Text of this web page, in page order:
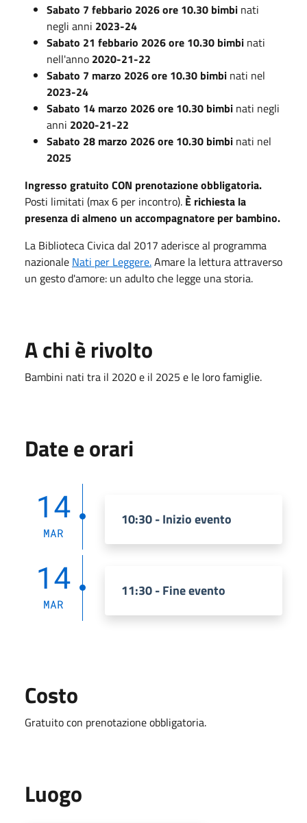
Sabato 7 febbario 2026 ore 10.30 bimbi nati
negli anni 2023-24
Sabato 21 febbario 2026 ore 10.30 bimbi nati
nell'anno 2020-21-22
Sabato 7 marzo 2026 ore 10.30 bimbi nati nel
2023-24
Sabato 14 marzo 2026 ore 10.30 bimbi nati negli
anni 2020-21-22
Sabato 28 marzo 2026 ore 10.30 bimbi nati nel
2025
Ingresso gratuito CON prenotazione obbligatoria.
Posti limitati (max 6 per incontro). È richiesta la
presenza di almeno un accompagnatore per bambino.
La Biblioteca Civica dal 2017 aderisce al programma
nazionale Nati per Leggere.Amare la lettura attraverso
un gesto d'amore: un adulto che legge una storia.
A chi è rivolto
Bambini nati tra il 2020 e il 2025 e le loro famiglie.
Date e orari
14
MAR
10:30 - Inizio evento
14
MAR
11:30 - Fine evento
Costo
Gratuito con prenotazione obbligatoria.
Luogo